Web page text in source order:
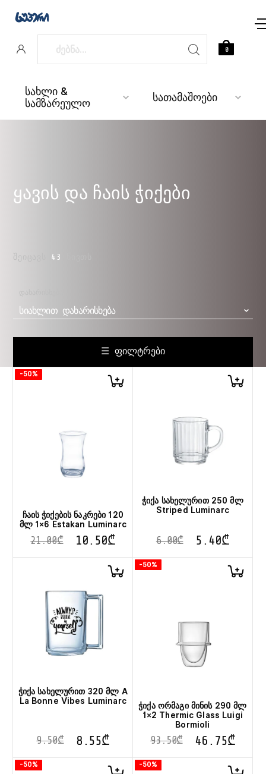
სახლი &
სამზარეულო სათამაშოები
0
ყავის და ჩაის ჭიქები
ᲨᲔᲘᲪᲐᲕᲡ 43
ᲡᲘᲐᲮᲚᲘᲗ ᲓᲐᲮᲐᲠᲘᲡᲮᲔᲑᲐ
☰ ᲤᲘᲚᲢᲠᲔᲑᲘ
-50%
ჩაის ჭიქების ნაკრები 120
მლ 1×6 Estakan Luminarc
21.00₾ 10.50₾
ჭიქა სახელურით 250 მლ
Striped Luminarc
6.00₾ 5.40₾
ჭიქა სახელურით 320 მლ A
La Bonne Vibes Luminarc
9.50₾ 8.55₾
-50%
ჭიქა ორმაგი მინის 290 მლ
1×2 Thermic Glass Luigi
Bormioli
93.50₾ 46.75₾
-50% -50%